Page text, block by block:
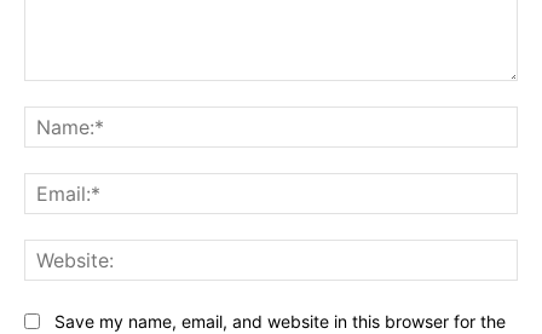
Save my name, email, and website in this browser for the